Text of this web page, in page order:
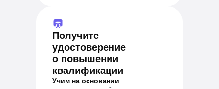
Получите
удостоверение
о повышении
квалификации
Учим на основании